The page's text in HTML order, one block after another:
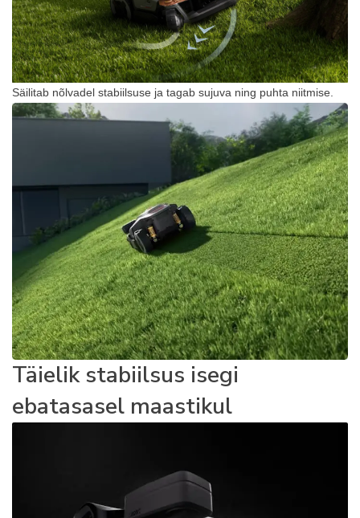
Säilitab nõlvadel stabiilsuse ja tagab sujuva ning puhta niitmise.
Täielik stabiilsus isegi
ebatasasel maastikul